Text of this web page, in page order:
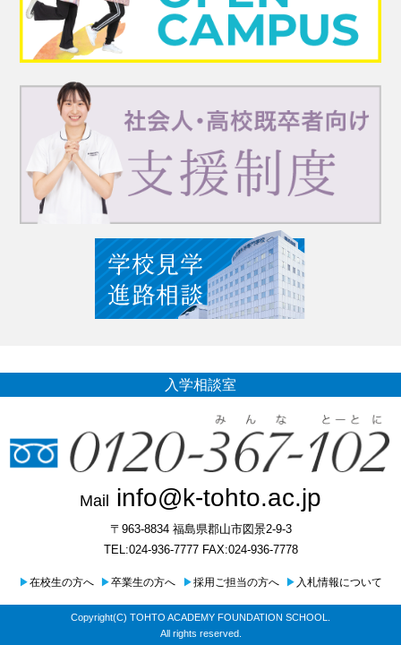
入学相談室
Mail info@k-tohto.ac.jp
〒963-8834 福島県郡山市図景2-9-3
TEL:024-936-7777 FAX:024-936-7778
▶在校生の方へ ▶卒業生の方へ ▶採用ご担当の方へ ▶ 入札情報について
Copyright(C) TOHTO ACADEMY FOUNDATION SCHOOL.
All rights reserved.